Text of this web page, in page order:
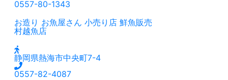
0557-80-1343
お造り お魚屋さん 小売り店 鮮魚販売
村越魚店
静岡県熱海市中央町7-4
0557-82-4087